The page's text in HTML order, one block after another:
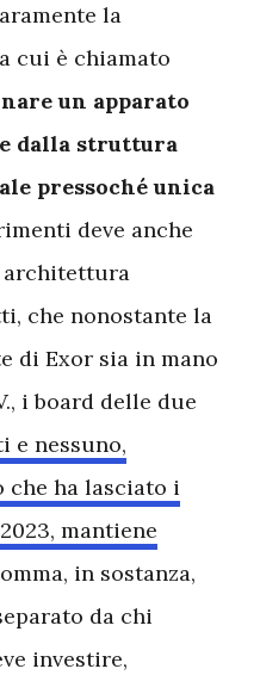
la
cui è chiamato
un apparato
dalla struttura
pressoché unica
deve anche
architettura
che nonostante la
di Exor sia in mano
i board delle due
e nessuno,
che ha lasciato i
mantiene
in sostanza,
da chi
investire,